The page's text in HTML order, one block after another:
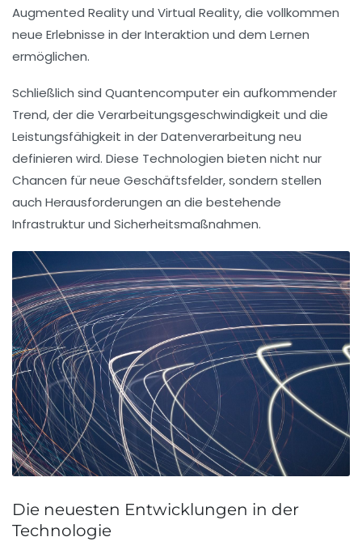
Augmented Realityund Virtual Reality, die vollkommen
neue Erlebnisse in der Interaktion und dem Lernen
ermöglichen.
Schließlich sind Quantencomputerein aufkommender
Trend, der die Verarbeitungsgeschwindigkeit und die
Leistungsfähigkeit in der Datenverarbeitung neu
definieren wird. Diese Technologien bieten nicht nur
Chancen für neue Geschäftsfelder, sondern stellen
auch Herausforderungen an die bestehende
Infrastruktur und Sicherheitsmaßnahmen.
Die neuesten Entwicklungen in der
Technologie